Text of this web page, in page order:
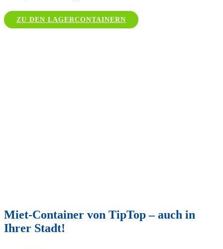
ZU DEN LAGERCONTAINERN
Miet-Container von TipTop – auch in
Ihrer Stadt!